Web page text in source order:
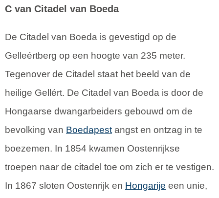
C van Citadel van Boeda
De Citadel van Boeda is gevestigd op de
Gelleértberg op een hoogte van 235 meter.
Tegenover de Citadel staat het beeld van de
heilige Gellért. De Citadel van Boeda is door de
Hongaarse dwangarbeiders gebouwd om de
bevolking van Boedapest angst en ontzag in te
boezemen. In 1854 kwamen Oostenrijkse
troepen naar de citadel toe om zich er te vestigen.
In 1867 sloten Oostenrijk en Hongarije een unie,